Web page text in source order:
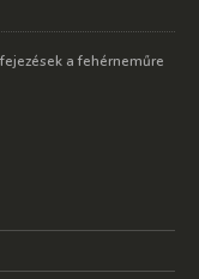
a fehérneműre